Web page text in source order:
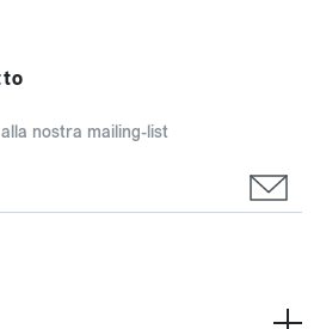
nostra mailing-list